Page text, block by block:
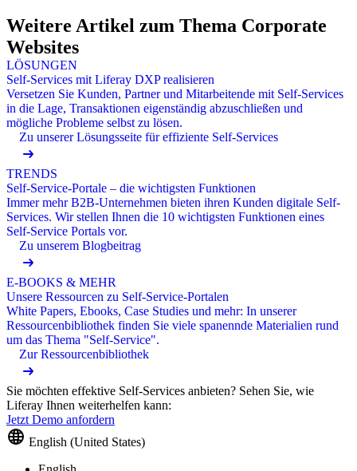
Weitere Artikel zum Thema Corporate
Websites
LÖSUNGEN
Self-Services mit Liferay DXP realisieren
Versetzen Sie Kunden, Partner und Mitarbeitende mit Self-Services
in die Lage, Transaktionen eigenständig abzuschließen und
mögliche Probleme selbst zu lösen.
Zu unserer Lösungsseite für effiziente Self-Services
TRENDS
Self-Service-Portale – die wichtigsten Funktionen
Immer mehr B2B-Unternehmen bieten ihren Kunden digitale Self-
Services. Wir stellen Ihnen die 10 wichtigsten Funktionen eines
Self-Service Portals vor.
Zu unserem Blogbeitrag
E-BOOKS & MEHR
Unsere Ressourcen zu Self-Service-Portalen
White Papers, Ebooks, Case Studies und mehr: In unserer
Ressourcenbibliothek finden Sie viele spanennde Materialien rund
um das Thema "Self-Service".
Zur Ressourcenbibliothek
Sie möchten effektive Self-Services anbieten? Sehen Sie, wie
Liferay Ihnen weiterhelfen kann:
Jetzt Demo anfordern
English (United States)